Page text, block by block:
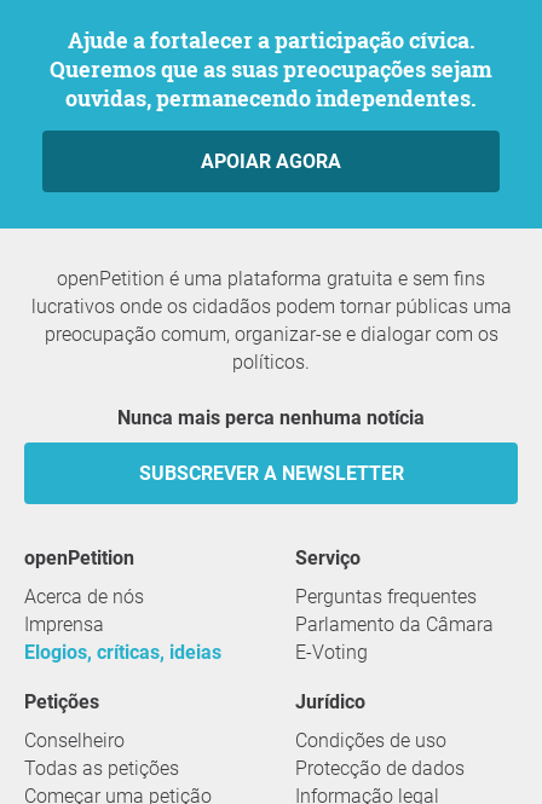
Ajude a fortalecer a participação cívica.
Queremos que as suas preocupações sejam
ouvidas, permanecendo independentes.
APOIAR AGORA
openPetition é uma plataforma gratuita e sem fins
lucrativos onde os cidadãos podem tornar públicas uma
preocupação comum, organizar-se e dialogar com os
políticos.
Nunca mais perca nenhuma notícia
SUBSCREVER A NEWSLETTER
openPetition
Acerca de nós
Imprensa
Elogios, críticas, ideias
serviço
Perguntas frequentes
Parlamento da Câmara
E-Voting
Petições
Conselheiro
Todas as petições
Começar uma petição
Jurídico
Condições de uso
Protecção de dados
Informação legal